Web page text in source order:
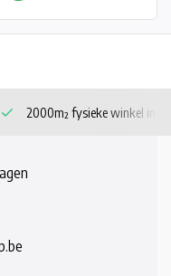
2000m² fysieke winkel in